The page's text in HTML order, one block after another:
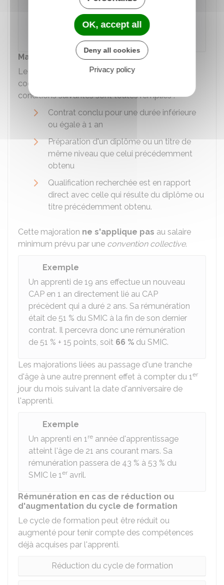
Accéder au Simulateur
Ministère chargé du travail
Majoration de salaire
Le pourcentage de rémunération prévue par le
code du travail est majoré de 15 points si les
conditions suivantes sont toutes remplies :
Contrat conclu pour une durée inférieure
ou égale à 1 an
Préparation d'un diplôme ou un titre de
même niveau que celui précédemment
obtenu
Qualification recherchée est en rapport
direct avec celle qui résulte du diplôme ou
titre précédemment obtenu.
Cette majoration ne s'applique pas au salaire
minimum prévu par une convention collective.
Exemple
Un apprenti de 19 ans effectue un nouveau
CAP en 1 an directement lié au CAP
précèdent qui a duré 2 ans. Sa rémunération
était de 51 % du SMIC à la fin de son dernier
contrat. Il percevra donc une rémunération
de 51 % + 15 points, soit 66 % du SMIC.
Les majorations liées au passage d'une tranche
d'âge à une autre prennent effet à compter du 1er
jour du mois suivant la date d'anniversaire de
l'apprenti.
Exemple
Un apprenti en 1re année d'apprentissage
atteint l'âge de 21 ans courant mars. Sa
rémunération passera de 43 % à 53 % du
SMIC le 1er avril.
Rémunération en cas de réduction ou
d'augmentation du cycle de formation
Le cycle de formation peut être réduit ou
augmenté pour tenir compte des compétences
déjà acquises par l'apprenti.
Réduction du cycle de formation
OK, accept all
Deny all cookies
Privacy policy